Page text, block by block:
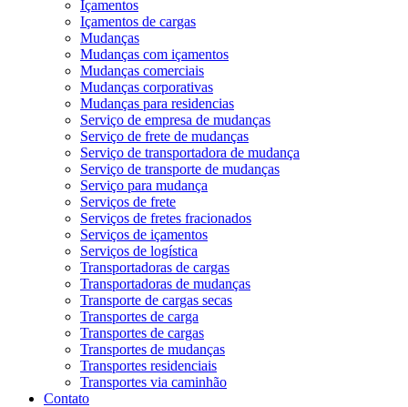
Içamentos
Içamentos de cargas
Mudanças
Mudanças com içamentos
Mudanças comerciais
Mudanças corporativas
Mudanças para residencias
Serviço de empresa de mudanças
Serviço de frete de mudanças
Serviço de transportadora de mudança
Serviço de transporte de mudanças
Serviço para mudança
Serviços de frete
Serviços de fretes fracionados
Serviços de içamentos
Serviços de logística
Transportadoras de cargas
Transportadoras de mudanças
Transporte de cargas secas
Transportes de carga
Transportes de cargas
Transportes de mudanças
Transportes residenciais
Transportes via caminhão
Contato